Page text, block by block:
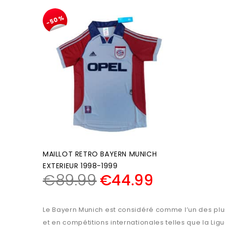
-50%
MAILLOT RETRO BAYERN MUNICH
EXTERIEUR 1998-1999
€89.99€44.99
Le Bayern Munich est considéré comme l’un des
et en compétitions internationales telles que la